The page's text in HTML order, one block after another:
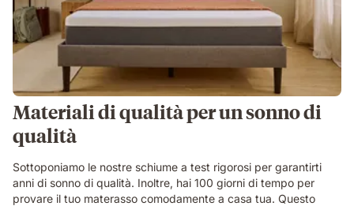
Materiali di qualità per un sonno di
qualità
Sottoponiamo le nostre schiume a test rigorosi per garantirti
anni di sonno di qualità. Inoltre, hai 100 giorni di tempo per
provare il tuo materasso comodamente a casa tua. Questo